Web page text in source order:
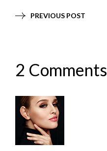
PREVIOUS POST
2 Comments